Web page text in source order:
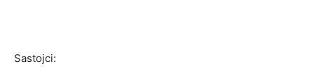
Sastojci: